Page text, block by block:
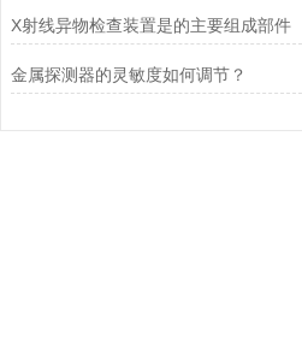
X射线异物检查装置是的主要组成部件
金属探测器的灵敏度如何调节？